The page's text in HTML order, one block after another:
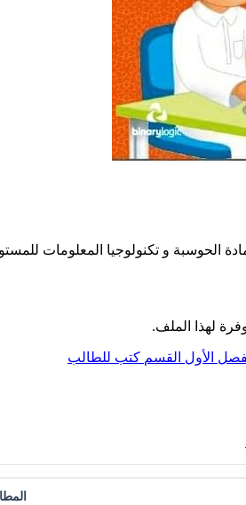
و تكنولوجيا المعلومات للمستوى
لهذا الملف.
الأول القسم كتب للطالب